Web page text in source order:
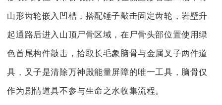
山形齿轮嵌入凹槽，搭配锤子敲击固定齿轮，岩壁升
起通路后进入山顶尸骨区域，在尸骨头部位置使用绿
色首尾构件敲击，拾取长毛象脑骨与金属叉子两件道
具，叉子是清除万神殿能量屏障的唯一工具，脑骨仅
作为剧情道具不参与生命之水收集流程。